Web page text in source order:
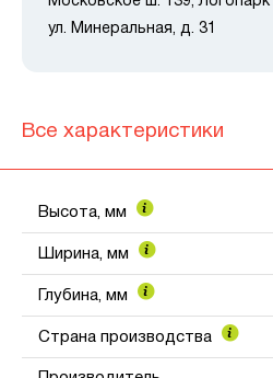
ул. Минеральная, д. 31
Все характеристики
Высота, мм
Ширина, мм
Глубина, мм
Страна производства